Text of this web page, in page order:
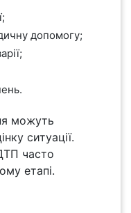
допомогу;
можуть
ситуації.
часто
етапі.